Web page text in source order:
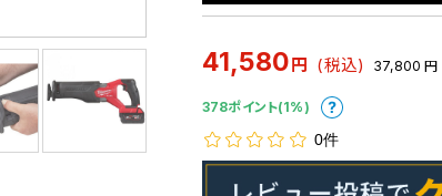
41,580円 (税込) 37,800 円
378ポイント(1%)
0件